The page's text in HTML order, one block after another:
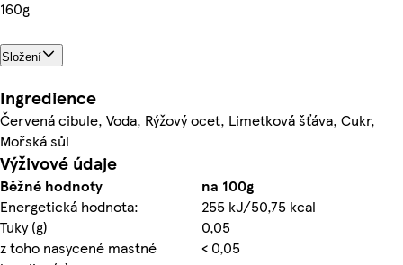
160g
Složení
Ingredience
Červená cibule, Voda, Rýžový ocet, Limetková šťáva, Cukr,
Mořská sůl
Výživové údaje
Běžné hodnoty
na 100g
Energetická hodnota:
255 kJ/50,75 kcal
Tuky (g)
0,05
z toho nasycené mastné
< 0,05